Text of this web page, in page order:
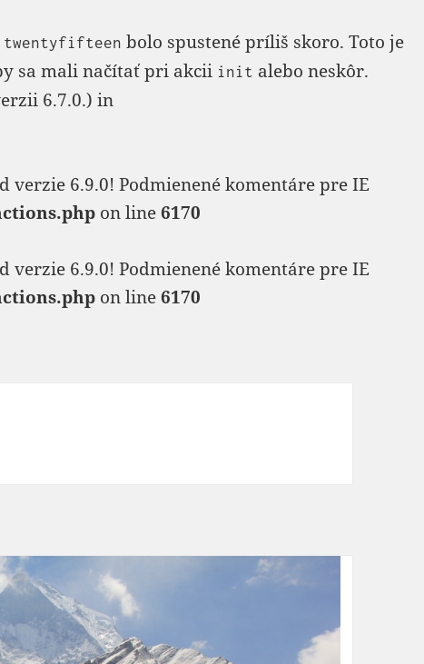
twentyfifteen bolo spustené príliš skoro. Toto je
sa mali načítať pri akcii init alebo neskôr.
6.7.0.) in
verzie 6.9.0! Podmienené komentáre pre IE
on line6170
verzie 6.9.0! Podmienené komentáre pre IE
on line6170